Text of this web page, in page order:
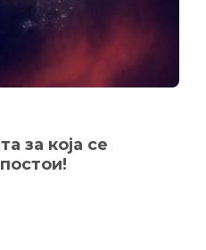
за која се